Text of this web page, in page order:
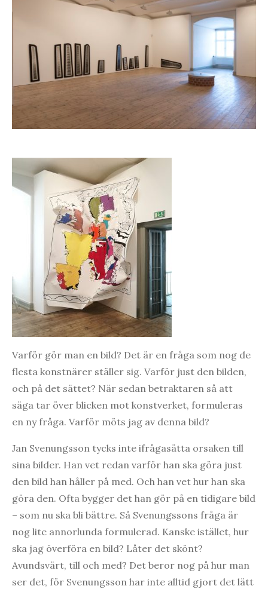
Varför gör man en bild? Det är en fråga som nog de
flesta konstnärer ställer sig. Varför just den bilden,
och på det sättet? När sedan betraktaren så att
säga tar över blicken mot konstverket, formuleras
en ny fråga. Varför möts jag av denna bild?
Jan Svenungsson tycks inte ifrågasätta orsaken till
sina bilder. Han vet redan varför han ska göra just
den bild han håller på med. Och han vet hur han ska
göra den. Ofta bygger det han gör på en tidigare bild
– som nu ska bli bättre. Så Svenungssons fråga är
nog lite annorlunda formulerad. Kanske istället, hur
ska jag överföra en bild? Låter det skönt?
Avundsvärt, till och med? Det beror nog på hur man
ser det, för Svenungsson har inte alltid gjort det lätt